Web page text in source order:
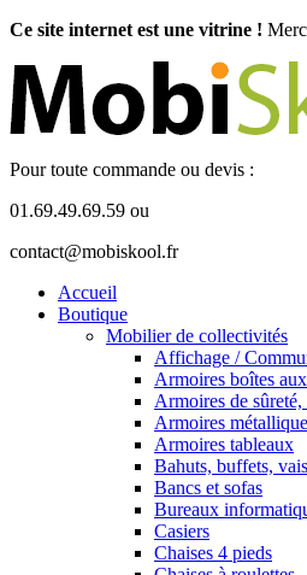
Ce site internet est une vitrine !
Pour toute commande ou devis :
01.69.49.69.59 ou
contact@mobiskool.fr
Accueil
Boutique
Mobilier de collectivités
Affichage /
Armoires boîtes
Armoires de
Armoires
Armoires tableaux
Bahuts, buffets,
Bancs et sofas
Bureaux
Casiers
Chaises 4 pieds